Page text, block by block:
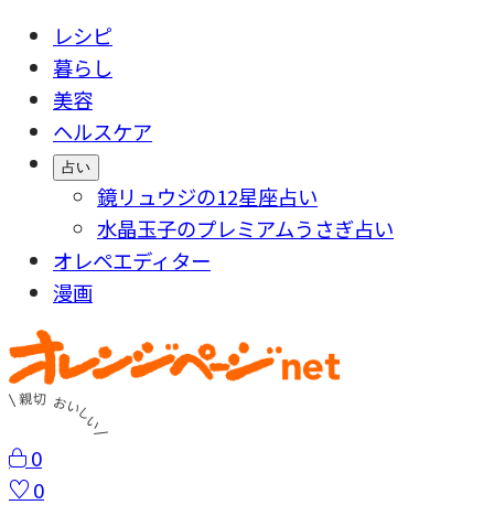
レシピ
暮らし
美容
ヘルスケア
占い
鏡リュウジの12星座占い
水晶玉子のプレミアムうさぎ占い
オレペエディター
漫画
0
0